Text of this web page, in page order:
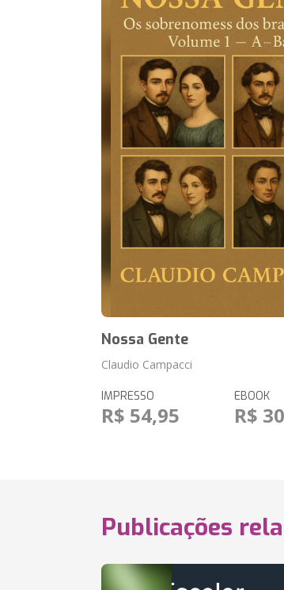
Nossa Gente
Claudio Campacci
IMPRESSO
R$ 54,95
EBOOK
R$
Publicações